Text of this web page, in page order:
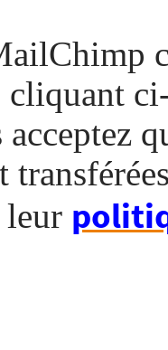
leur